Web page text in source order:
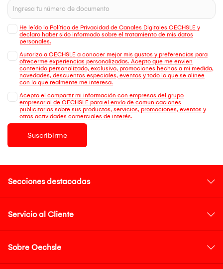
He leído la Política de Privacidad de Canales Digitales OECHSLE y
declaro haber sido informado sobre el tratamiento de mis datos
personales.
Autorizo a OECHSLE a conocer mejor mis gustos y preferencias para
ofrecerme experiencias personalizadas. Acepto que me envien
contenido personalizado, exclusivo, promociones hechas a mi medida,
novedades, descuentos especiales, eventos y todo lo que se alinee
con lo que realmente me interesa.
Acepto el compartir mi información con empresas del grupo
empresarial de OECHSLE para el envío de comunicaciones
publicitarias sobre sus productos, servicios, promociones, eventos y
otras actividades comerciales de interés.
Suscribirme
Secciones destacadas
Servicio al Cliente
Sobre Oechsle